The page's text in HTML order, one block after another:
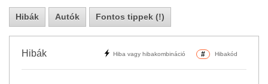
Hibák Autók Fontos tippek (!)
Hibák Hiba vagy hibakombináció # Hibakód